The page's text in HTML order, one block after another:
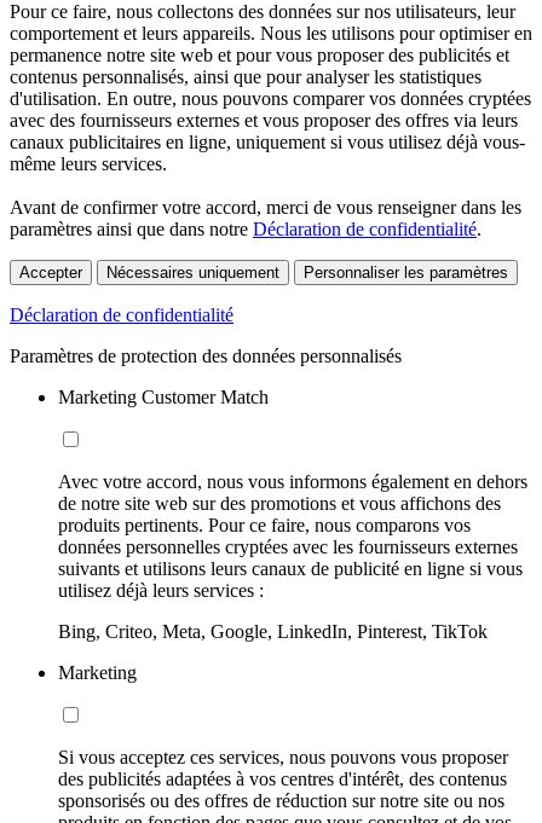
Pour ce faire, nous collectons des données sur nos utilisateurs, leur
comportement et leurs appareils. Nous les utilisons pour optimiser en
permanence notre site web et pour vous proposer des publicités et
contenus personnalisés, ainsi que pour analyser les statistiques
d'utilisation. En outre, nous pouvons comparer vos données cryptées
avec des fournisseurs externes et vous proposer des offres via leurs
canaux publicitaires en ligne, uniquement si vous utilisez déjà vous-
même leurs services.
Avant de confirmer votre accord, merci de vous renseigner dans les
paramètres ainsi que dans notre Déclaration de confidentialité.
Accepter Nécessaires uniquement Personnaliser les paramètres
Déclaration de confidentialité
Paramètres de protection des données personnalisés
Marketing Customer Match
Avec votre accord, nous vous informons également en dehors
de notre site web sur des promotions et vous affichons des
produits pertinents. Pour ce faire, nous comparons vos
données personnelles cryptées avec les fournisseurs externes
suivants et utilisons leurs canaux de publicité en ligne si vous
utilisez déjà leurs services :
Bing, Criteo, Meta, Google, LinkedIn, Pinterest, TikTok
Marketing
Si vous acceptez ces services, nous pouvons vous proposer
des publicités adaptées à vos centres d'intérêt, des contenus
sponsorisés ou des offres de réduction sur notre site ou nos